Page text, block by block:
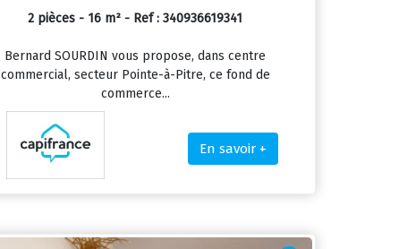
2 pièces - 16 m² - Ref : 340936619341
Bernard SOURDIN vous propose, dans centre
commercial, secteur Pointe-à-Pitre, ce fond de
commerce...
En savoir +